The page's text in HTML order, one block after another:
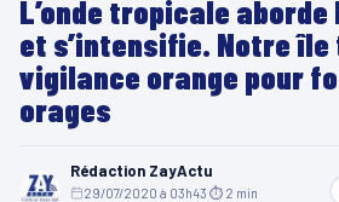
L’onde tropicale
et s’intensifie. Notre île
vigilance orange pour
orages
Rédaction ZayActu
29/07/2020 à 03h43 ⏱ 2 min